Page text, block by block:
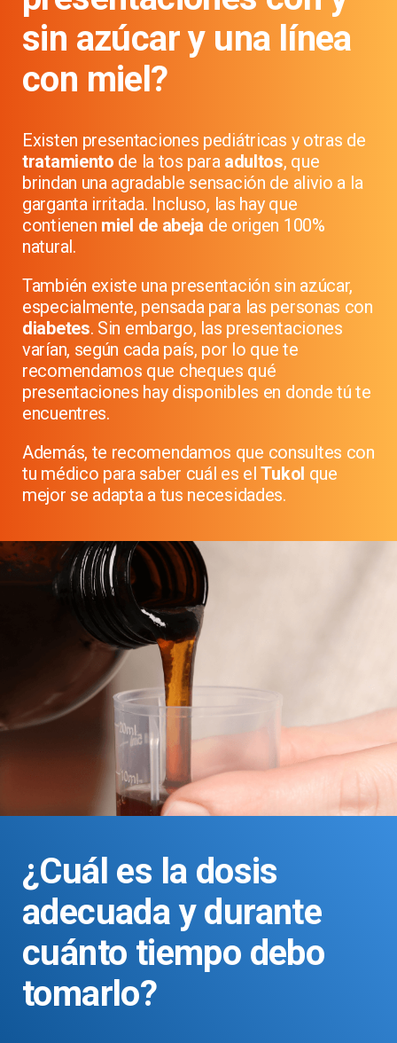
sin azúcar y una línea
con miel?
Existen presentaciones pediátricas y otras de
tratamiento de la tos para adultos, que
brindan una agradable sensación de alivio a la
garganta irritada. Incluso, las hay que
contienen miel de abeja de origen 100%
natural.
También existe una presentación sin azúcar,
especialmente, pensada para las personas con
diabetes. Sin embargo, las presentaciones
varían, según cada país, por lo que te
recomendamos que cheques qué
presentaciones hay disponibles en donde tú te
encuentres.
Además, te recomendamos que consultes con
tu médico para saber cuál es elTukol que
mejor se adapta a tus necesidades.
¿Cuál es la dosis
adecuada y durante
cuánto tiempo debo
tomarlo?